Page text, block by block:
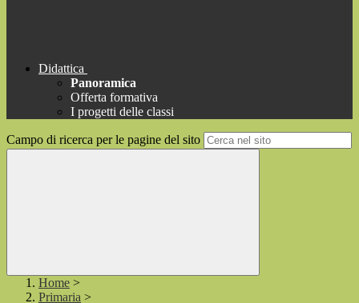
Didattica
Panoramica
Offerta formativa
I progetti delle classi
Campo di ricerca per le pagine del sito
Home >
Primaria >